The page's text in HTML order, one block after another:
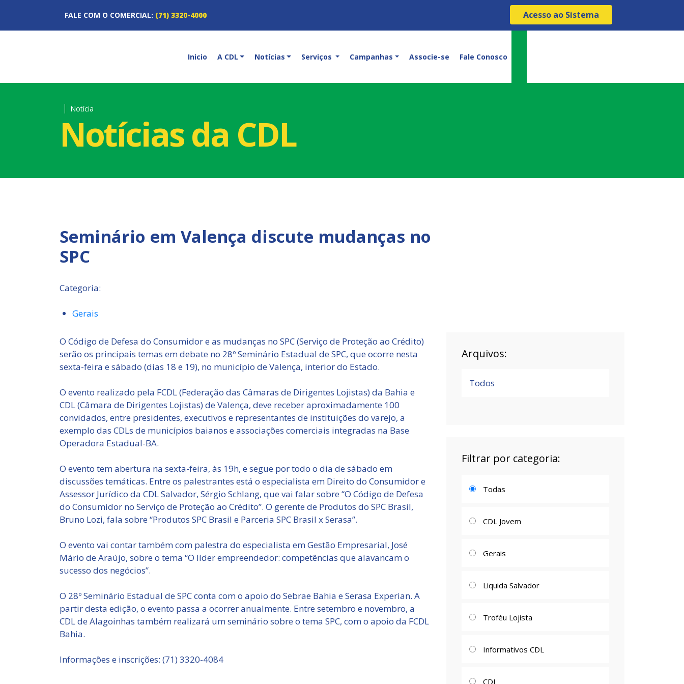
FALE COM O COMERCIAL: (71) 3320-4000 Acesso ao Sistema
Inicio A CDL Notícias Serviços Campanhas Associe-se Fale Conosco
Notícia
Notícias da CDL
Seminário em Valença discute mudanças no
SPC
Categoria:
Gerais
O Código de Defesa do Consumidor e as mudanças no SPC (Serviço de Proteção ao Crédito)
serão os principais temas em debate no 28º Seminário Estadual de SPC, que ocorre nesta
sexta-feira e sábado (dias 18 e 19), no município de Valença, interior do Estado.
O evento realizado pela FCDL (Federação das Câmaras de Dirigentes Lojistas) da Bahia e
CDL (Câmara de Dirigentes Lojistas) de Valença, deve receber aproximadamente 100
convidados, entre presidentes, executivos e representantes de instituições do varejo, a
exemplo das CDLs de municípios baianos e associações comerciais integradas na Base
Operadora Estadual-BA.
O evento tem abertura na sexta-feira, às 19h, e segue por todo o dia de sábado em
discussões temáticas. Entre os palestrantes está o especialista em Direito do Consumidor e
Assessor Jurídico da CDL Salvador, Sérgio Schlang, que vai falar sobre “O Código de Defesa
do Consumidor no Serviço de Proteção ao Crédito”. O gerente de Produtos do SPC Brasil,
Bruno Lozi, fala sobre “Produtos SPC Brasil e Parceria SPC Brasil x Serasa”.
O evento vai contar também com palestra do especialista em Gestão Empresarial, José
Mário de Araújo, sobre o tema “O líder empreendedor: competências que alavancam o
sucesso dos negócios”.
O 28º Seminário Estadual de SPC conta com o apoio do Sebrae Bahia e Serasa Experian. A
partir desta edição, o evento passa a ocorrer anualmente. Entre setembro e novembro, a
CDL de Alagoinhas também realizará um seminário sobre o tema SPC, com o apoio da FCDL
Bahia.
Informações e inscrições: (71) 3320-4084
Arquivos:
Todos
Filtrar por categoria:
Todas
CDL Jovem
Gerais
Liquida Salvador
Troféu Lojista
Informativos CDL
CDL